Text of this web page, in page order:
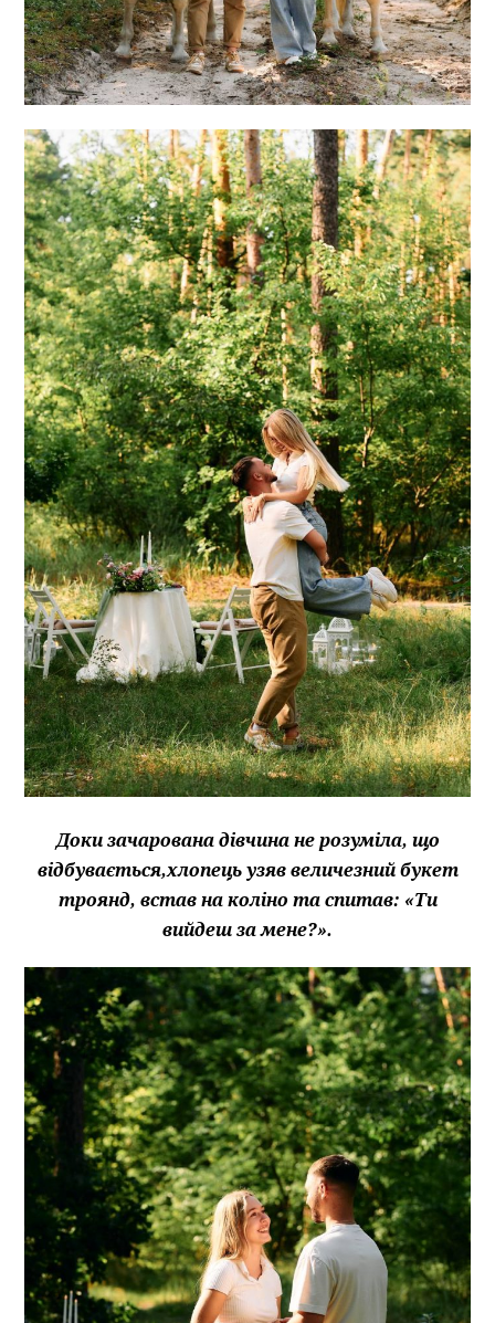
Доки зачарована дівчина не розуміла, що
відбувається,хлопець узяв величезний букет
троянд, встав на коліно та спитав: «Ти
вийдеш за мене?».